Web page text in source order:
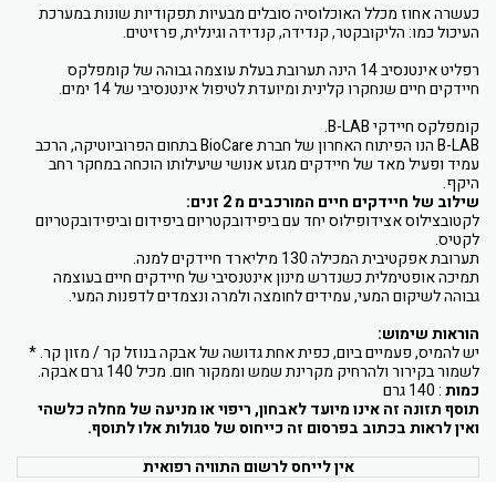
כעשרה אחוז מכלל האוכלוסיה סובלים מבעיות תפקודיות שונות במערכת
העיכול כמו: הליקובקטר, קנדידה, קנדידה וגינלית, פרזיטים.
רפליט אינטנסיב 14 הינה תערובת בעלת עוצמה גבוהה של קומפלקס
חיידקים חיים שנחקרו קלינית ומיועדת לטיפול אינטנסיבי של 14 ימים.
קומפלקס חיידקי B-LAB.
B-LAB הנו הפיתוח האחרון של חברת BioCare בתחום הפרוביוטיקה, הרכב
עמיד ופעיל מאד של חיידקים מגזע אנושי שיעילותו הוכחה במחקר רחב
היקף.
שילוב של חיידקים חיים המורכבים מ 2 זנים:
לקטובצילוס אצידופילוס יחד עם ביפידובקטריום ביפידום וביפידובקטריום
לקטיס.
תערובת אפקטיבית המכילה 130 מיליארד חיידקים למנה.
תמיכה אופטימלית כשנדרש מינון אינטנסיבי של חיידקים חיים בעוצמה
גבוהה לשיקום המעי, עמידים לחומצה ולמרה ונצמדים לדפנות המעי.
הוראות שימוש:
יש להמיס, פעמיים ביום, כפית אחת גדושה של אבקה בנוזל קר / מזון קר. *
לשמור בקירור ולהרחיק מקרינת שמש וממקור חום. מכיל 140 גרם אבקה.
כמות: 140 גרם
תוסף תזונה זה אינו מיועד לאבחון, ריפוי או מניעה של מחלה כלשהי
ואין לראות בכתוב בפרסום זה כייחוס של סגולות אלו לתוסף.
אין לייחס לרשום התוויה רפואית